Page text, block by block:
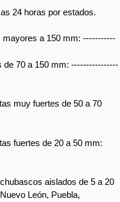
24 horas por estados.
mayores a 150 mm: -----------
de 70 a 150 mm: ----------------
muy fuertes de 50 a 70
fuertes de 20 a 50 mm:
aislados de 5 a 20
León, Puebla,